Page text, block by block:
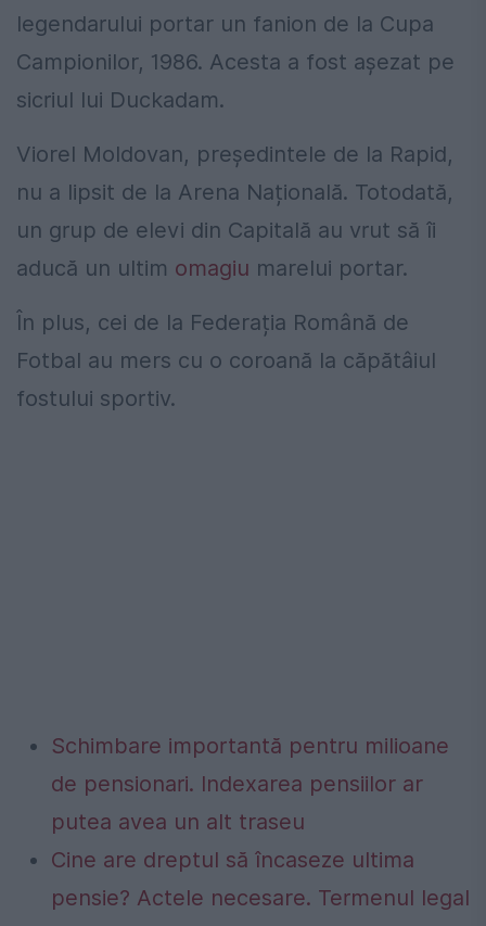
legendarului portar un fanion de la Cupa
Campionilor, 1986. Acesta a fost așezat pe
sicriul lui Duckadam.
Viorel Moldovan, președintele de la Rapid,
nu a lipsit de la Arena Națională. Totodată,
un grup de elevi din Capitală au vrut să îi
aducă un ultim omagiu marelui portar.
În plus, cei de la Federația Română de
Fotbal au mers cu o coroană la căpătâiul
fostului sportiv.
Schimbare importantă pentru milioane
de pensionari. Indexarea pensiilor ar
putea avea un alt traseu
Cine are dreptul să încaseze ultima
pensie? Actele necesare. Termenul legal